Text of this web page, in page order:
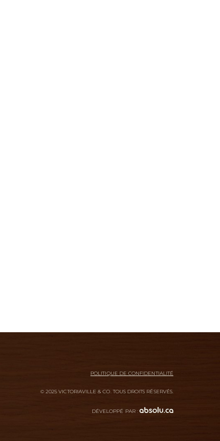
POLITIQUE DE CONFIDENTIALITÉ
© 2025 VICTORIAVILLE & CO. TOUS DROITS RÉSERVÉS.
DÉVELOPPÉ PAR :